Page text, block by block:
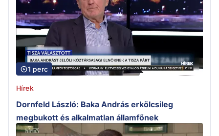
1 perc
Hírek
Dornfeld László: Baka András erkölcsileg
megbukott és alkalmatlan államfőnek